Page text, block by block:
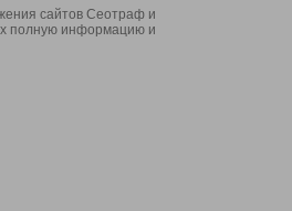
сайтов Сеотраф и
полную информацию и